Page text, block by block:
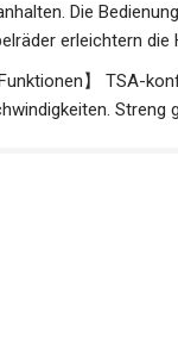
Die
erleichtern die
】 TSA-
Streng